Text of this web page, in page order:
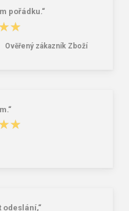
pořádku.“
Ověřený zákazník Zboží
odeslání,“